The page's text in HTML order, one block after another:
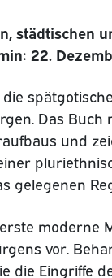
städtischen
22.
Das
und
gelegenen
moderne
vor.
die Eingriffe